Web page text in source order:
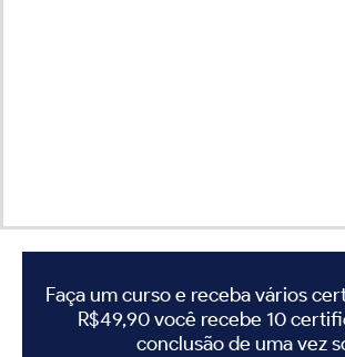
Faça um curso e receba vários
R$49,90 você recebe 10
conclusão de uma vez